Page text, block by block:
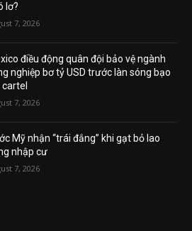
lơ?
7, 2026
điều động quân đội bảo vệ ngành
nghiệp bơ tỷ USD trước làn sóng bạo
cartel
7, 2026
Mỹ nhận “trái đắng” khi gạt bỏ lao
nhập cư
7, 2026